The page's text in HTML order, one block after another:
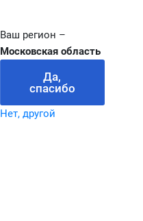
Ваш регион –
Московская область
Да,
спасибо
Нет, другой